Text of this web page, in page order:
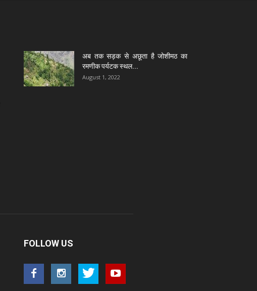
अब तक सड़क से अछूता है जोशीमठ का
रमणीक पर्यटक स्थल...
August 1, 2022
FOLLOW US